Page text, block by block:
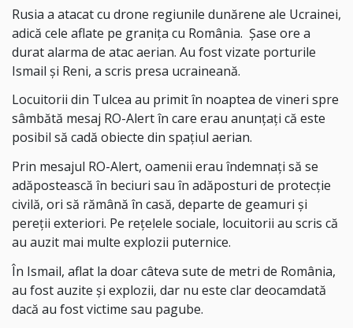
Rusia a atacat cu drone regiunile dunărene ale Ucrainei,
adică cele aflate pe granița cu România. Șase ore a
durat alarma de atac aerian. Au fost vizate porturile
Ismail și Reni, a scris presa ucraineană.
Locuitorii din Tulcea au primit în noaptea de vineri spre
sâmbătă mesaj RO-Alert în care erau anunțați că este
posibil să cadă obiecte din spațiul aerian.
Prin mesajul RO-Alert, oamenii erau îndemnați să se
adăpostească în beciuri sau în adăposturi de protecție
civilă, ori să rămână în casă, departe de geamuri și
pereții exteriori. Pe rețelele sociale, locuitorii au scris că
au auzit mai multe explozii puternice.
În Ismail, aflat la doar câteva sute de metri de România,
au fost auzite și explozii, dar nu este clar deocamdată
dacă au fost victime sau pagube.